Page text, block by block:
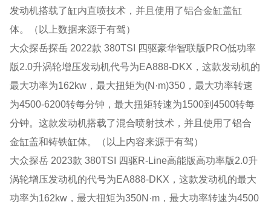
发动机搭载了缸内直喷技术，并且使用了铝合金缸盖缸
体。（以上数据来源于有驾）
大众探岳探岳 2022款 380TSI 四驱豪华智联版PRO低功率
版2.0升涡轮增压发动机代号为EA888-DKX，这款发动机的
最大功率为162kw，最大扭矩为(N·m)350，最大功率转速
为4500-6200转每分钟，最大扭矩转速为1500到4500转每
分钟。这款发动机搭载了混合喷射技术，并且使用了铝合
金缸盖和铸铁缸体。（以上内容来源于有驾）
大众探岳 2023款 380TSI 四驱R-Line高能版高功率版2.0升
涡轮增压发动机的代号为EA888-DKX，这款发动机的最大
功率为162kw，最大扭矩为350N·m，最大功率转速为4500